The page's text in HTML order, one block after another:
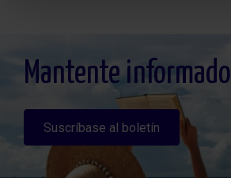
detallada sobre protección de datosAquí
Mantente informado
Suscríbase al boletín